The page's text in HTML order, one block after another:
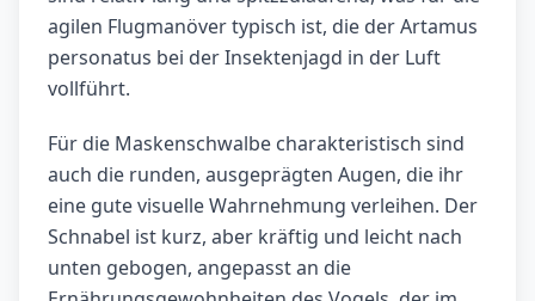
agilen Flugmanöver typisch ist, die der Artamus
personatus bei der Insektenjagd in der Luft
vollführt.
Für die Maskenschwalbe charakteristisch sind
auch die runden, ausgeprägten Augen, die ihr
eine gute visuelle Wahrnehmung verleihen. Der
Schnabel ist kurz, aber kräftig und leicht nach
unten gebogen, angepasst an die